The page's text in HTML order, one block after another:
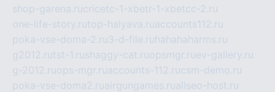
shop-garena.rucricetc-1-xbetr-1-xbetcc-2.ru
one-life-story.rutop-halyava.ruaccounts112.ru
poka-vse-doma-2.ru3-d-file.ru hahahaharms.ru
g2012.rutst-1.rushaggy-cat.ruopsmgr.ruev-gallery.ru
g-2012.ruops-mgr.ruaccounts-112.rucsm-demo.ru
poka-vse-doma2.ruairgungames.ruallseo-host.ru